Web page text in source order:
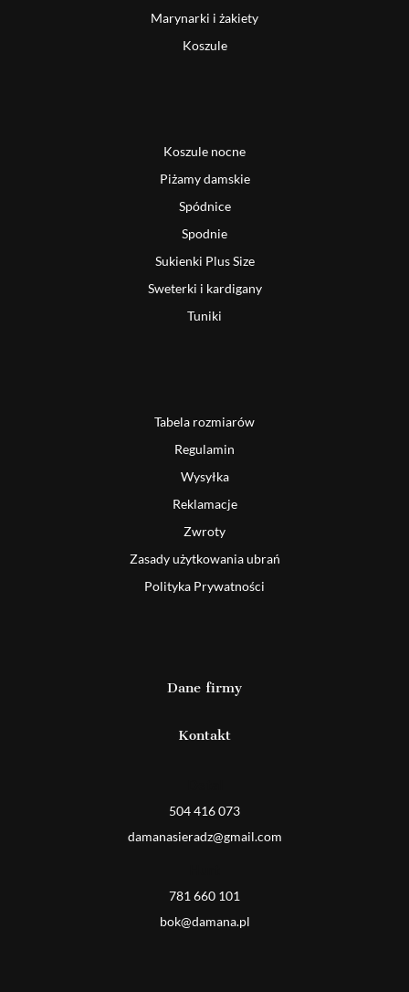
Marynarki i żakiety
Koszule
Koszule nocne
Piżamy damskie
Spódnice
Spodnie
Sukienki Plus Size
Sweterki i kardigany
Tuniki
Tabela rozmiarów
Regulamin
Wysyłka
Reklamacje
Zwroty
Zasady użytkowania ubrań
Polityka Prywatności
Dane firmy
Kontakt
504 416 073
damanasieradz@gmail.com
781 660 101
bok@damana.pl